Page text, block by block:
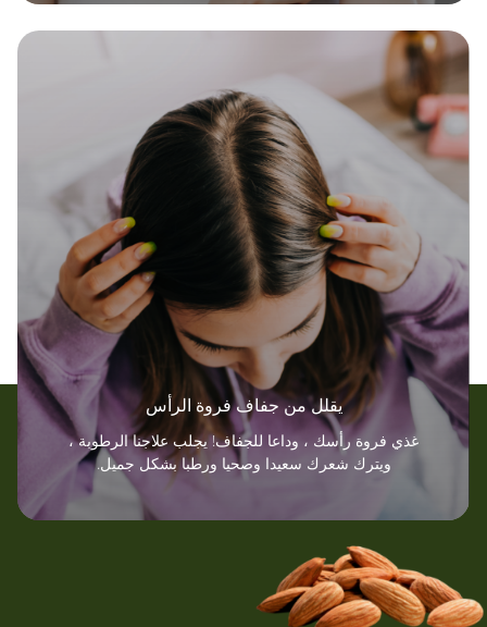
يقلل من جفاف فروة الرأس
غذي فروة رأسك ، وداعا للجفاف! يجلب علاجنا الرطوبة ،
ويترك شعرك سعيدا وصحيا ورطبا بشكل جميل.